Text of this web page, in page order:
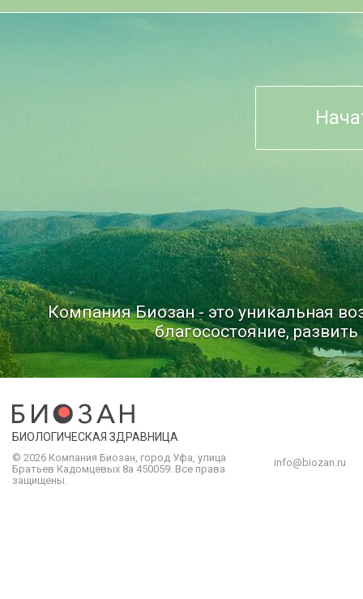
Компания Биозан - это уникальная
благосостояние,
БИОЛОГИЧЕСКАЯ ЗДРАВНИЦА
© 2026 Компания Биозан, город Уфа, улица
Братьев Кадомцевых 8а 450059. Все права
защищены.
info@biozan.ru